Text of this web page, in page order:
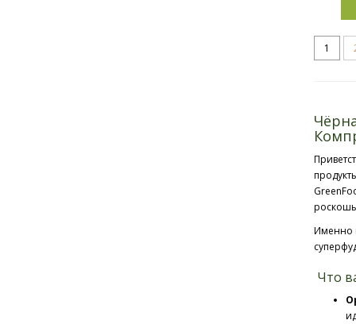
1
Именно
Что